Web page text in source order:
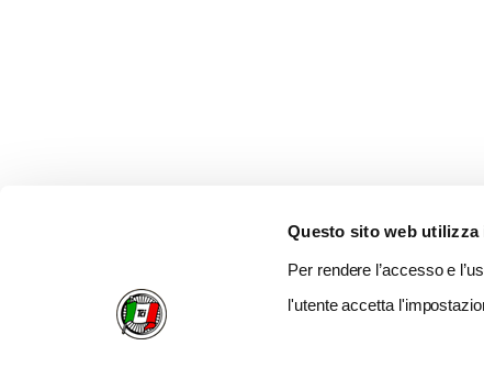
Questo sito web utilizza
Per rendere l’accesso e
l'utente accetta